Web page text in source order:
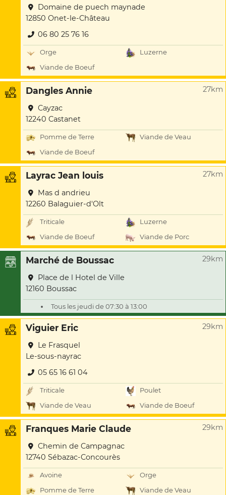
Domaine de puech maynade
12850 Onet-le-Château
06 80 25 76 16
Orge
Luzerne
Viande de Boeuf
Dangles Annie 27km
Cayzac
12240 Castanet
Pomme de Terre
Viande de Veau
Viande de Boeuf
Layrac Jean louis 27km
Mas d andrieu
12260 Balaguier-d'Olt
Triticale
Luzerne
Viande de Boeuf
Viande de Porc
Marché de Boussac 29km
Place de l Hotel de Ville
12160 Boussac
Tous les jeudi de 07:30 à 13:00
Viguier Eric 29km
Le Frasquel
Le-sous-nayrac
05 65 16 61 04
Triticale
Poulet
Viande de Veau
Viande de Boeuf
Franques Marie Claude 29km
Chemin de Campagnac
12740 Sébazac-Concourès
Avoine
Orge
Pomme de Terre
Viande de Veau